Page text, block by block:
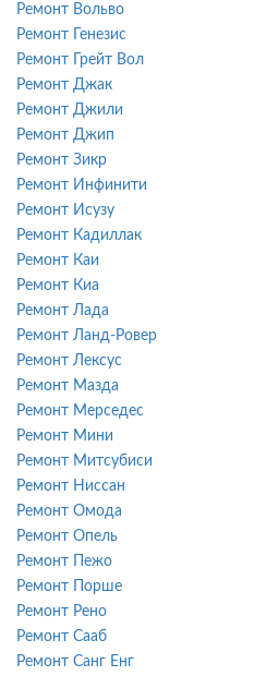
Ремонт Вольво
Ремонт Генезис
Ремонт Грейт Вол
Ремонт Джак
Ремонт Джили
Ремонт Джип
Ремонт Зикр
Ремонт Инфинити
Ремонт Исузу
Ремонт Кадиллак
Ремонт Каи
Ремонт Киа
Ремонт Лада
Ремонт Ланд-Ровер
Ремонт Лексус
Ремонт Мазда
Ремонт Мерседес
Ремонт Мини
Ремонт Митсубиси
Ремонт Ниссан
Ремонт Омода
Ремонт Опель
Ремонт Пежо
Ремонт Порше
Ремонт Рено
Ремонт Сааб
Ремонт Санг Енг